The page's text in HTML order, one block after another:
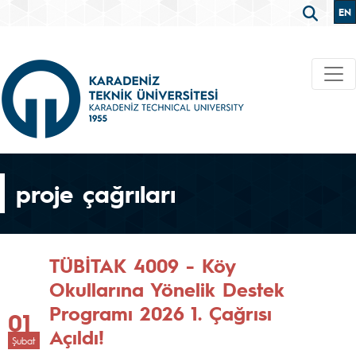
EN
proje çağrıları
01
Şubat
TÜBİTAK 4009 - Köy
Okullarına Yönelik Destek
Programı 2026 1. Çağrısı
Açıldı!